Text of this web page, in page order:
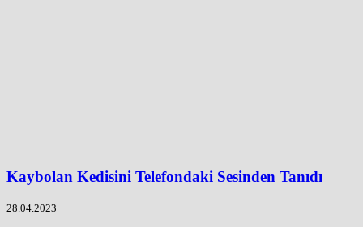
Kaybolan Kedisini Telefondaki Sesinden Tanıdı
28.04.2023